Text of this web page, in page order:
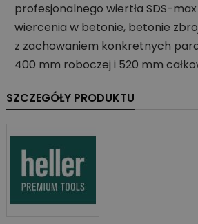
profesjonalnego wiertła SDS-
wiercenia w betonie, betonie
z zachowaniem konkretnych
400 mm roboczej i 520 mm
SZCZEGÓŁY PRODUKTU